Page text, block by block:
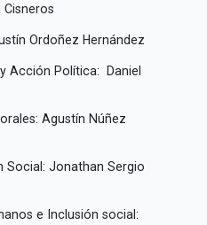
Ordoñez Hernández
Acción Política: Daniel
Agustín Núñez
Social: Jonathan Sergio
e Inclusión social: